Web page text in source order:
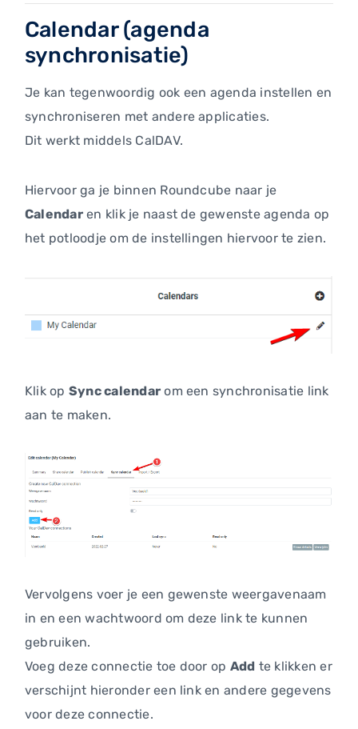
Calendar (agenda
synchronisatie)
Je kan tegenwoordig ook een agenda instellen en
synchroniseren met andere applicaties.
Dit werkt middels CalDAV.
Hiervoor ga je binnen Roundcube naar je
Calendaren klik je naast de gewenste agenda op
het potloodje om de instellingen hiervoor te zien.
Klik op Sync calendar om een synchronisatie link
aan te maken.
Vervolgens voer je een gewenste weergavenaam
in en een wachtwoord om deze link te kunnen
gebruiken.
Voeg deze connectie toe door op Add te klikken er
verschijnt hieronder een link en andere gegevens
voor deze connectie.